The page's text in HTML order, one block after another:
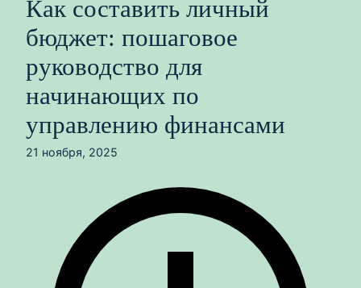
Как составить личный
бюджет: пошаговое
руководство для
начинающих по
управлению финансами
21 ноября, 2025